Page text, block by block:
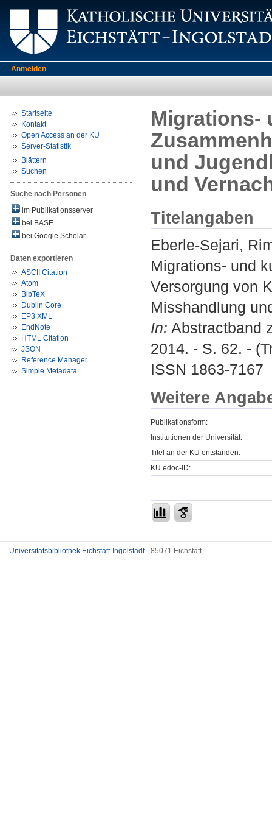
Anmelden
Startseite
Kontakt
Open Access an der KU
Server-Statistik
Blättern
Suchen
Suche nach Personen
im Publikationsserver
bei BASE
bei Google Scholar
Daten exportieren
ASCII Citation
Atom
BibTeX
Dublin Core
EP3 XML
EndNote
HTML Citation
JSON
Reference Manager
Simple Metadata
Migrations-
und
und
Titelangaben
Eberle-Sejari,
Migrations- und
Versorgung von
Misshandlung
In: Abstractband
2014. - S. 62. -
ISSN 1863-7167
Weitere
Publikationsform:
Institutionen der Universität:
Titel an der KU entstanden:
KU.edoc-ID:
Universitätsbibliothek Eichstätt-Ingolstadt- 85071 Eichstätt